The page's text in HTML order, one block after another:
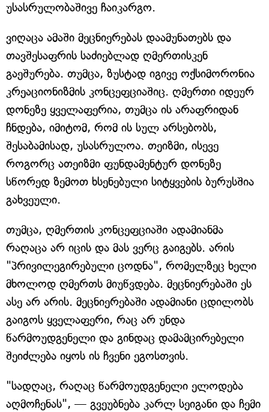
უსასრულობაშივე ჩაიკარგო.
ვიღაცა ამაში მეცნიერებას დაამუნათებს და
თავშესაფრის საძიებლად ღმერთისკენ
გაეშურება. თუმცა, ზუსტად იგივე ოქსიმორონია
კრეაციონიზმის კონცეფციაშიც. ღმერთი იდეურ
დონეზე ყველაფერია, თუმცა ის არაფრიდან
ჩნდება, იმიტომ, რომ ის სულ არსებობს,
შესაბამისად, უსასრულოა. თეიზმი, ისევე
როგორც ათეიზმი ფუნდამენტურ დონეზე
სწორედ ზემოთ ხსენებული სიტყვების ბურუსშია
გახვეული.
თუმცა, ღმერთის კონცეფციაში ადამიანმა
რაღაცა არ იცის და მას ვერც გაიგებს. არის
"პრივილეგირებული ცოდნა", რომელზეც ხელი
მხოლოდ ღმერთს მიუწვდება. მეცნიერებაში ეს
ასე არ არის. მეცნიერებაში ადამიანი ცდილობს
გაიგოს ყველაფერი, რაც არ უნდა
წარმოუდგენელი და გინდაც დამამცირებელი
შეიძლება იყოს ის ჩვენი ეგოსთვის.
"სადღაც, რაღაც წარმოუდგენელი ელოდება
აღმოჩენას", — გვეუბნება კარლ სეიგანი და ჩემი